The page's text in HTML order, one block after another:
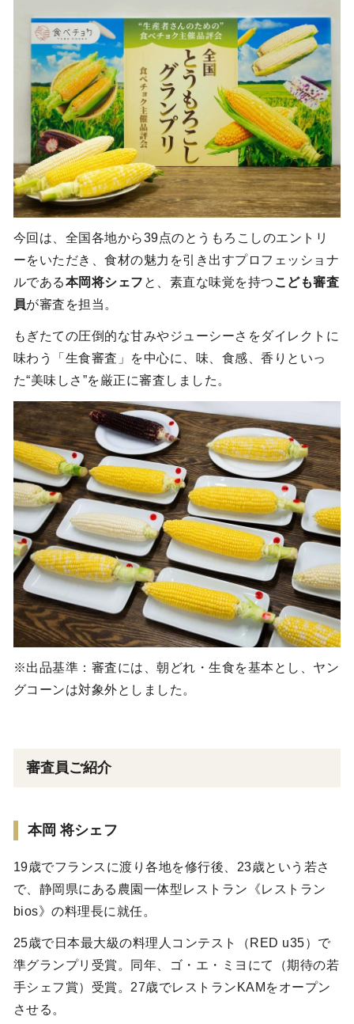
今回は、全国各地から39点のとうもろこしのエントリ
ーをいただき、食材の魅力を引き出すプロフェッショナ
ルである本岡将シェフ と、素直な味覚を持つ こども審査
員が審査を担当。
もぎたての圧倒的な甘みやジューシーさをダイレクトに
味わう「生食審査」を中心に、味、食感、香りといっ
た“美味しさ”を厳正に審査しました。
※出品基準：審査には、朝どれ・生食を基本とし、ヤン
グコーンは対象外としました。
審査員ご紹介
本岡 将シェフ
19歳でフランスに渡り各地を修行後、23歳という若さ
で、静岡県にある農園一体型レストラン《レストラン
bios》の料理長に就任。
25歳で日本最大級の料理人コンテスト（RED u35）で
準グランプリ受賞。同年、ゴ・エ・ミヨにて（期待の若
手シェフ賞）受賞。27歳でレストランKAMをオープン
させる。